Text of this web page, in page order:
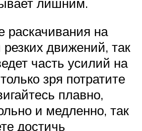
раскачивания на
резких движений, так
часть усилий на
зря потратите
плавно,
и медленно, так
достичь